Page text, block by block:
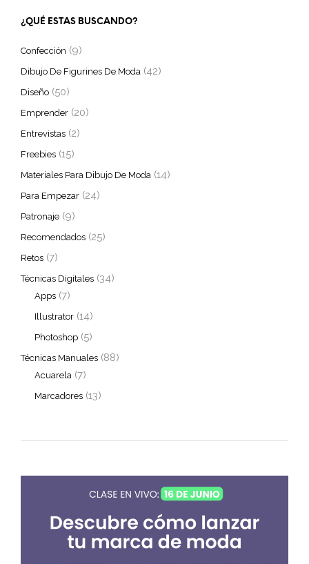
¿QUÉ ESTAS BUSCANDO?
Confección (9)
Dibujo De Figurines De Moda (42)
Diseño (50)
Emprender (20)
Entrevistas (2)
Freebies (15)
Materiales Para Dibujo De Moda (14)
Para Empezar (24)
Patronaje (9)
Recomendados (25)
Retos (7)
Técnicas Digitales (34)
Apps (7)
Illustrator (14)
Photoshop (5)
Técnicas Manuales (88)
Acuarela (7)
Marcadores (13)